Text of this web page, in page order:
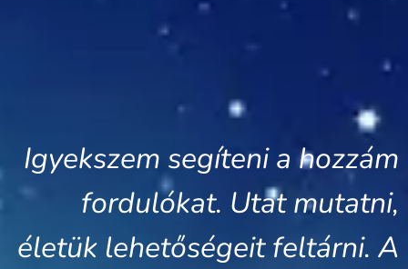
Igyekszem segíteni a hozzám
fordulókat. Utat mutatni,
életük lehetőségeit feltárni. A